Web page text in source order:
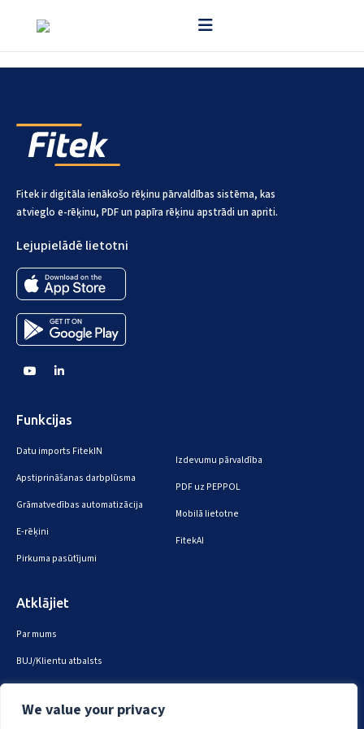
We value your privacy
Fitek izmanto mākslīgo intelektu, lai nolasītu rēķinu datus – piegādātāju,
Fitek ir digitāla ienākošo rēķinu pārvaldības sistēma, kas
atvieglo e-rēķinu, PDF un papīra rēķinu apstrādi un apriti.
Lejupielādē lietotni
Funkcijas
Datu imports FitekIN
Apstiprināšanas darbplūsma
Grāmatvedības automatizācija
E-rēķini
Pirkuma pasūtījumi
Izdevumu pārvaldība
PDF uz PEPPOL
Mobilā lietotne
FitekAI
Atklājiet
Par mums
BUJ/Klientu atbalsts
Sazinies ar mums
Drošība un privātums